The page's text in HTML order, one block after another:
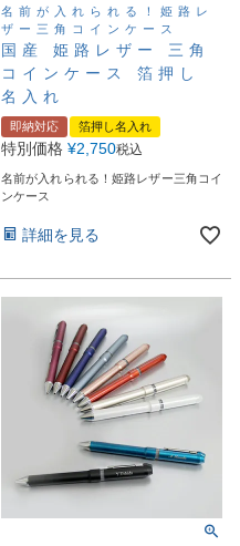
名前が入れられる！姫路レ
ザー三角コインケース
国産 姫路レザー 三角
コインケース 箔押し
名入れ
即納対応 箔押し名入れ
特別価格 ¥2,750税込
名前が入れられる！姫路レザー三角コイ
ンケース
詳細を見る